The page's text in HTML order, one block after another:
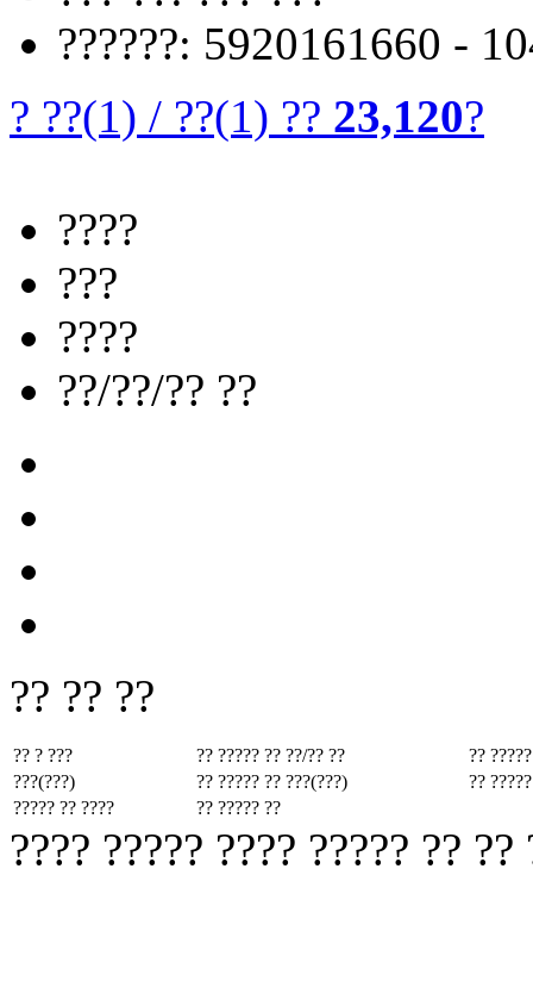
??????: 5920161660 -
? ??(1) / ??(1) ?? 23,120?
????
???
????
??/??/?? ??
?? ?? ??
?? ? ??? ?? ????? ?? ??/?? ??
??
???(???)
?? ????? ?? ???(???)
??
????? ?? ????
?? ????? ??
???? ????? ???? ????? ??